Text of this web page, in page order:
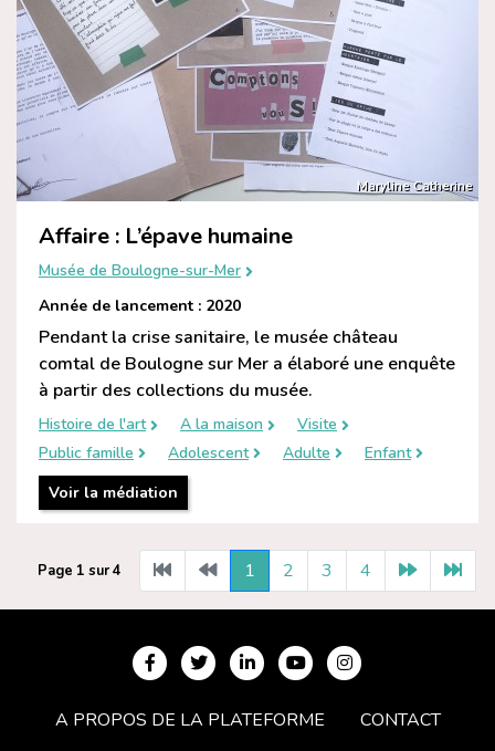
Maryline Catherine
Affaire : L’épave humaine
Musée de Boulogne-sur-Mer
Année de lancement : 2020
Pendant la crise sanitaire, le musée château
comtal de Boulogne sur Mer a élaboré une enquête
à partir des collections du musée.
Histoire de l'art A la maison
Visite
Public famille
Adolescent Adulte
Enfant
Voir la médiation
Page 1 sur 4 1 2 3 4
A PROPOS DE LA PLATEFORME
CONTACT